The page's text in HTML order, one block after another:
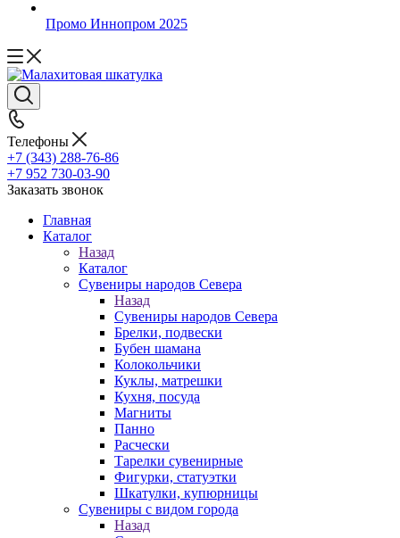
Промо Иннопром 2025
Телефоны
+7 (343) 288-76-86
+7 952 730-03-90
Заказать звонок
Главная
Каталог
Назад
Каталог
Сувениры народов Севера
Назад
Сувениры народов Севера
Брелки, подвески
Бубен шамана
Колокольчики
Куклы, матрешки
Кухня, посуда
Магниты
Панно
Расчески
Тарелки сувенирные
Фигурки, статуэтки
Шкатулки, купюрницы
Сувениры с видом города
Назад